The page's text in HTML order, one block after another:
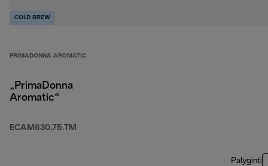
COLD BREW
PRIMADONNA AROMATIC
„PrimaDonna
Aromatic“
ECAM630.75.TM
Palyginti